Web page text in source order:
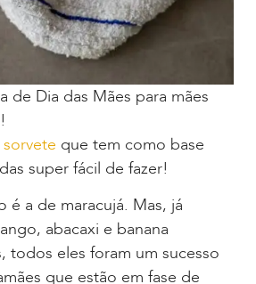
de Dia das Mães para mães
sorvete que tem como base
super fácil de fazer!
é a de maracujá. Mas, já
abacaxi e banana
todos eles foram um sucesso
que estão em fase de